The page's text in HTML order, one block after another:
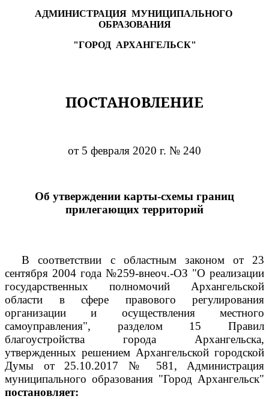
АДМИНИСТРАЦИЯ МУНИЦИПАЛЬНОГО
ОБРАЗОВАНИЯ
"ГОРОД АРХАНГЕЛЬСК"
ПОСТАНОВЛЕНИЕ
от 5 февраля 2020 г. № 240
Об утверждении карты-схемы границ
прилегающих территорий
В соответствии с областным законом от 23
сентября 2004 года №259-внеоч.-ОЗ "О реализации
государственных полномочий Архангельской
области в сфере правового регулирования
организации и осуществления местного
самоуправления", разделом 15 Правил
благоустройства города Архангельска,
утвержденных решением Архангельской городской
Думы от 25.10.2017 № 581, Администрация
муниципального образования "Город Архангельск"
постановляет: